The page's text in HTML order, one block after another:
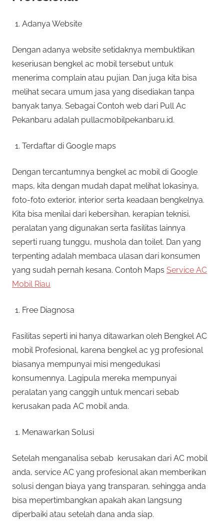
Adanya Website
Dengan adanya website setidaknya membuktikan
keseriusan bengkel ac mobil tersebut untuk
menerima complain atau pujian. Dan juga kita bisa
melihat secara umum jasa yang disediakan tanpa
banyak tanya. Sebagai Contoh web dari Pull Ac
Pekanbaru adalah pullacmobilpekanbaru.id.
Terdaftar di Google maps
Dengan tercantumnya bengkel ac mobil di Google
maps, kita dengan mudah dapat melihat lokasinya,
foto-foto exterior, interior serta keadaan bengkelnya.
Kita bisa menilai dari kebersihan, kerapian teknisi,
peralatan yang digunakan serta fasilitas lainnya
seperti ruang tunggu, mushola dan toilet. Dan yang
terpenting adalah membaca ulasan dari konsumen
yang sudah pernah kesana. Contoh Maps Service AC
Mobil Riau
Free Diagnosa
Fasilitas seperti ini hanya ditawarkan oleh Bengkel AC
mobil Profesional, karena bengkel ac yg profesional
biasanya mempunyai misi mengedukasi
konsumennya. Lagipula mereka mempunyai
peralatan yang canggih untuk mencari sebab
kerusakan pada AC mobil anda.
Menawarkan Solusi
Setelah menganalisa sebab kerusakan dari AC mobil
anda, service AC yang profesional akan memberikan
solusi dengan biaya yang transparan, sehingga anda
bisa mepertimbangkan apakah akan langsung
diperbaiki atau setelah dana anda siap.